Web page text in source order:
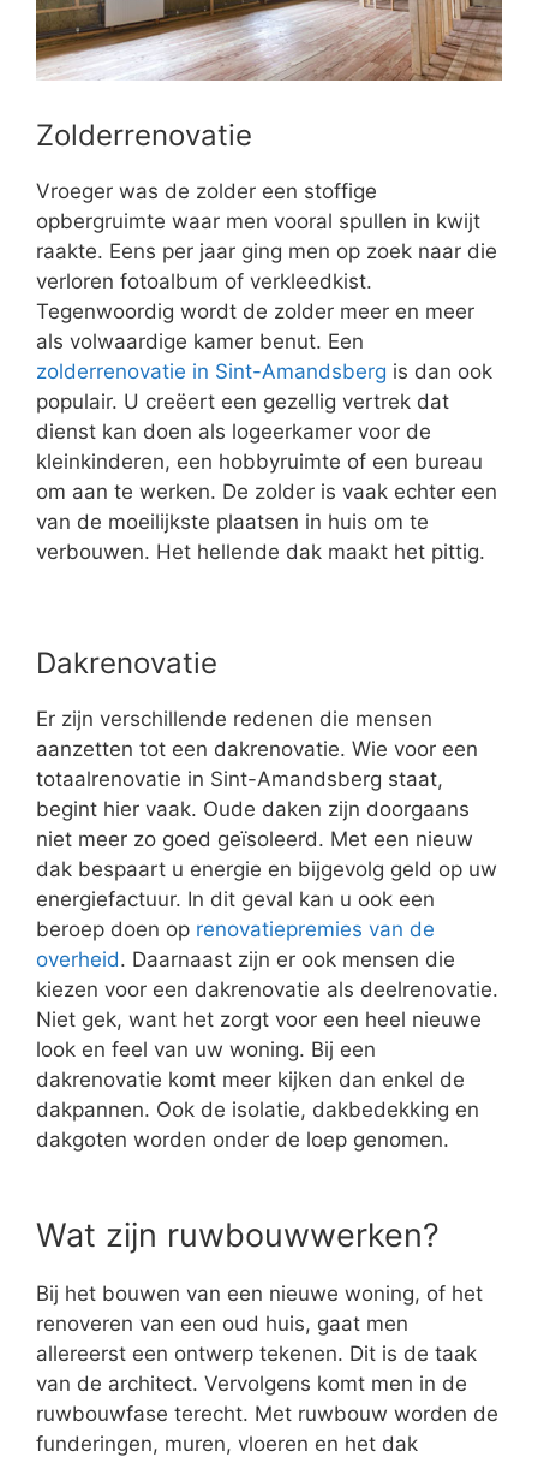
Zolderrenovatie
Vroeger was de zolder een stoffige
opbergruimte waar men vooral spullen in kwijt
raakte. Eens per jaar ging men op zoek naar die
verloren fotoalbum of verkleedkist.
Tegenwoordig wordt de zolder meer en meer
als volwaardige kamer benut. Een
zolderrenovatie in Sint-Amandsberg is dan ook
populair. U creëert een gezellig vertrek dat
dienst kan doen als logeerkamer voor de
kleinkinderen, een hobbyruimte of een bureau
om aan te werken. De zolder is vaak echter een
van de moeilijkste plaatsen in huis om te
verbouwen. Het hellende dak maakt het pittig.
Dakrenovatie
Er zijn verschillende redenen die mensen
aanzetten tot een dakrenovatie. Wie voor een
totaalrenovatie in Sint-Amandsberg staat,
begint hier vaak. Oude daken zijn doorgaans
niet meer zo goed geïsoleerd. Met een nieuw
dak bespaart u energie en bijgevolg geld op uw
energiefactuur. In dit geval kan u ook een
beroep doen op renovatiepremies van de
overheid. Daarnaast zijn er ook mensen die
kiezen voor een dakrenovatie als deelrenovatie.
Niet gek, want het zorgt voor een heel nieuwe
look en feel van uw woning. Bij een
dakrenovatie komt meer kijken dan enkel de
dakpannen. Ook de isolatie, dakbedekking en
dakgoten worden onder de loep genomen.
Wat zijn ruwbouwwerken?
Bij het bouwen van een nieuwe woning, of het
renoveren van een oud huis, gaat men
allereerst een ontwerp tekenen. Dit is de taak
van de architect. Vervolgens komt men in de
ruwbouwfase terecht. Met ruwbouw worden de
funderingen, muren, vloeren en het dak